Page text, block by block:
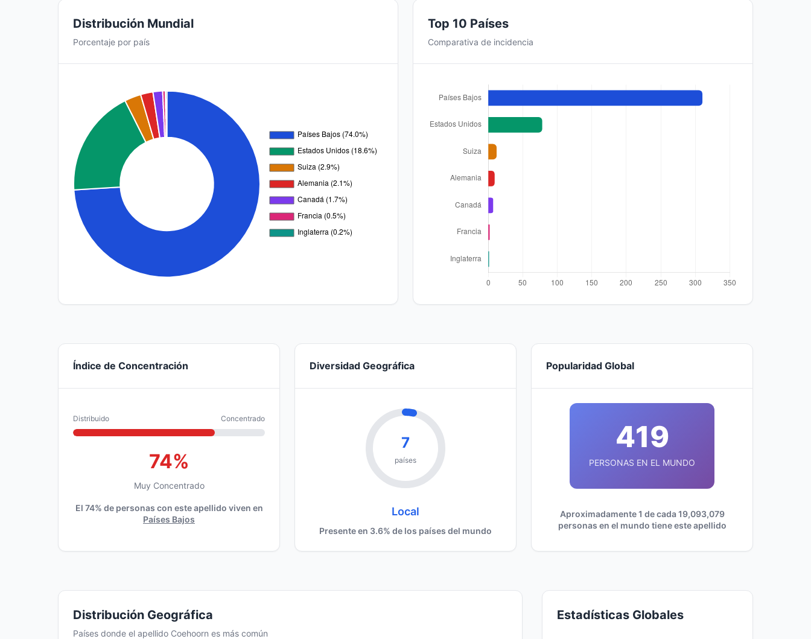
Distribución Mundial
Porcentaje por país
Top 10 Países
Comparativa de incidencia
Índice de Concentración
Distribuido Concentrado
74%
Muy Concentrado
El 74% de personas con este apellido viven en
Países Bajos
Diversidad Geográfica
7
países
Local
Presente en 3.6% de los países del mundo
Popularidad Global
419
PERSONAS EN EL MUNDO
Aproximadamente 1 de cada 19,093,079
personas en el mundo tiene este apellido
Distribución Geográfica
Países donde el apellido Coehoorn es más común
Estadísticas Globales